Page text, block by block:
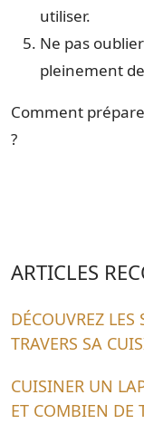
utiliser.
Ne pas
pleinement
Comment
?
ARTICLES
DÉCOUVREZ
TRAVERS SA
CUISINER UN
ET COMBIEN DE